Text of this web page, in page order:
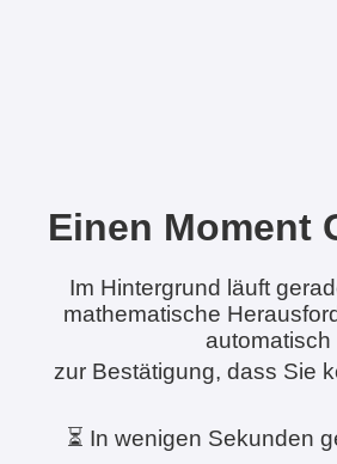
Einen Moment
Im Hintergrund läuft
mathematische
automatisch
zur Bestätigung, dass Sie
⏳ In wenigen Sekunden